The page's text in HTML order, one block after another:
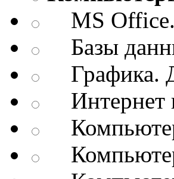
MS
Базы
Графика.
Интернет